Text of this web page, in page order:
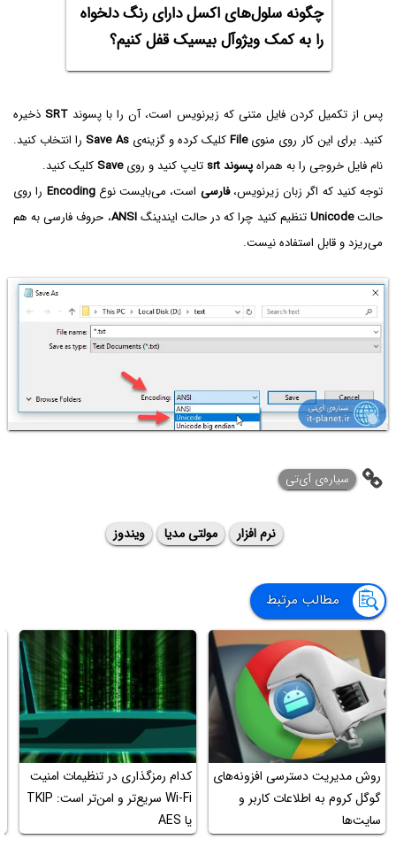
چگونه سلول‌های اکسل دارای رنگ دلخواه
را به کمک ویژوآل بیسیک قفل کنیم؟
پس از تکمیل کردن فایل متنی که زیرنویس است، آن را با پسوند SRT ذخیره
کنید. برای این کار روی منویFileکلیک کرده و گزینه‌یSave As را انتخاب کنید.
نام فایل خروجی را به همراهپسوند srt تایپ کنید و رویSave کلیک کنید.
توجه کنید که اگر زبان زیرنویس،فارسی است، می‌بایست نوعEncoding را روی
حالتUnicodeتنظیم کنید چرا که در حالت ایندینگANSI، حروف فارسی به هم
می‌ریزد و قابل استفاده نیست.
سیاره‌ی ‌آی‌تی
نرم افزار مولتی مدیا ویندوز
مطالب مرتبط
روش مدیریت دسترسی افزونه‌های
گوگل کروم به اطلاعات کاربر و
سایت‌ها
کدام رمزگذاری در تنظیمات امنیت
Wi-Fi سریع‌تر و امن‌تر است: TKIP
یا AES